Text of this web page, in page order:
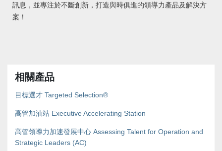
訊息，並專注於不斷創新，打造與時俱進的領導力產品及解決方
案！
相關產品
目標選才 Targeted Selection®
高管加油站 Executive Accelerating Station
高管領導力加速發展中心 Assessing Talent for Operation and
Strategic Leaders (AC)